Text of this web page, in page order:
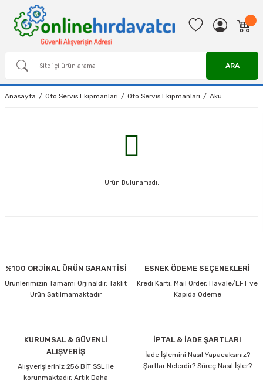
ARA
Anasayfa Oto Servis Ekipmanları Oto Servis Ekipmanları Akü
Ürün Bulunamadı.
%100 ORJİNAL ÜRÜN GARANTİSİ
Ürünlerimizin Tamamı Orjinaldir. Taklit
Ürün Satılmamaktadır
ESNEK ÖDEME SEÇENEKLERİ
Kredi Kartı, Mail Order, Havale/EFT ve
Kapıda Ödeme
KURUMSAL & GÜVENLİ
ALIŞVERİŞ
Alışverişleriniz 256 BİT SSL ile
korunmaktadır. Artık Daha
İPTAL & İADE ŞARTLARI
İade İşlemini Nasıl Yapacaksınız?
Şartlar Nelerdir? Süreç Nasıl İşler?